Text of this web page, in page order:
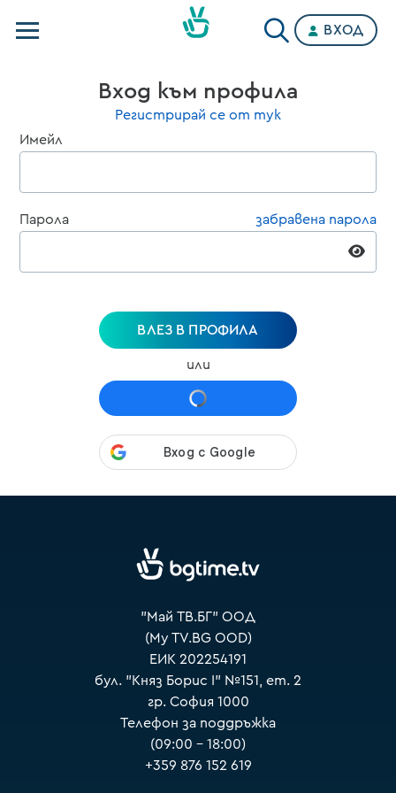
Категории
ВХОД
Вход към профила
Регистрирай се от тук
Имейл
Парола забравена парола
ВЛЕЗ В ПРОФИЛА
или
"Май ТВ.БГ" ООД
(My TV.BG OOD)
ЕИК 202254191
бул. "Княз Борис I" №151, ет. 2
гр. София 1000
Телефон за поддръжка
(09:00 – 18:00)
+359 876 152 619